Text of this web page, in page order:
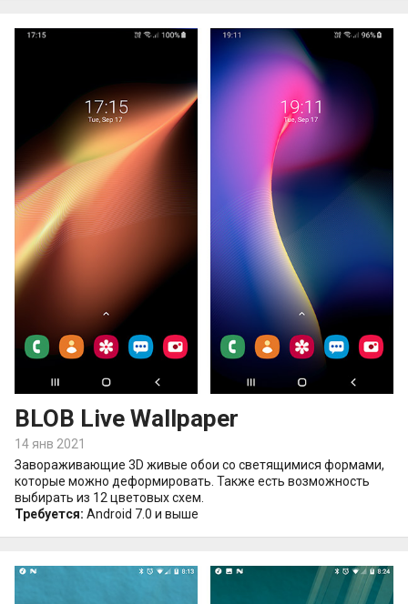
BLOB Live Wallpaper
14 янв 2021
Завораживающие 3D живые обои со светящимися формами,
которые можно деформировать. Также есть возможность
выбирать из 12 цветовых схем.
Требуется: Android 7.0 и выше